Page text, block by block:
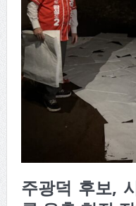
주광덕 후보,